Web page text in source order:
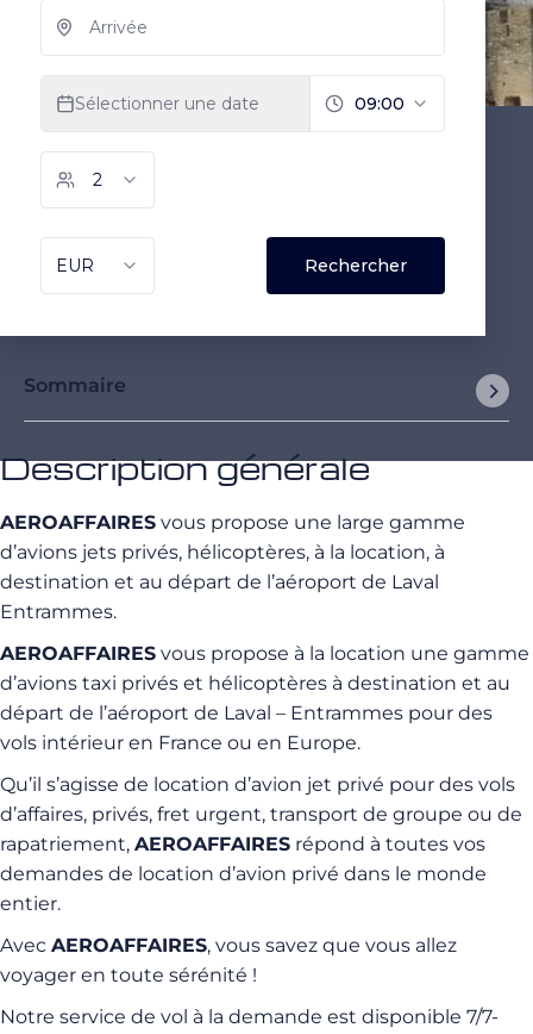
Sommaire
Description générale
AEROAFFAIRES vous propose une large gamme
d’avions jets privés, hélicoptères, à la location, à
destination et au départ de l’aéroport de Laval
Entrammes.
AEROAFFAIRES vous propose à la location une gamme
d’avions taxi privés et hélicoptères à destination et au
départ de l’aéroport de Laval – Entrammes pour des
vols intérieur en France ou en Europe.
Qu’il s’agisse de location d’avion jet privé pour des vols
d’affaires, privés, fret urgent, transport de groupe ou de
rapatriement, AEROAFFAIRES répond à toutes vos
demandes de location d’avion privé dans le monde
entier.
Avec AEROAFFAIRES, vous savez que vous allez
voyager en toute sérénité !
Notre service de vol à la demande est disponible 7/7-